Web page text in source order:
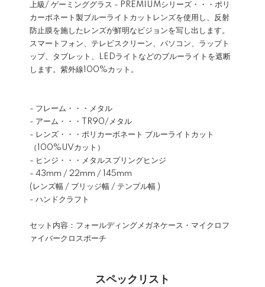
上級/ ゲーミンググラス - PREMIUMシリーズ・・・ポリ
カーボネート製ブルーライトカットレンズを使用し、反射
防止膜を施したレンズが鮮明なビジョンを写し出します。
スマートフォン、テレビスクリーン、パソコン、ラップト
ップ、タブレット、LEDライトなどのブルーライトを遮断
します。紫外線100%カット。
- フレーム・・・メタル
- アーム・・・TR90/メタル
- レンズ・・・ポリカーボネート ブルーライトカット
（100%UVカット）
- ヒンジ・・・メタルスプリングヒンジ
- 43mm / 22mm / 145mm
(レンズ幅 / ブリッジ幅 / テンプル幅 )
- ハンドクラフト
セット内容：フォールディングメガネケース・マイクロフ
ァイバークロスポーチ
スペックリスト